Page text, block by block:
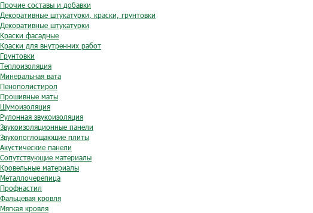
Прочие составы и добавки
Декоративные штукатурки, краски, грунтовки
Декоративные штукатурки
Краски фасадные
Краски для внутренних работ
Грунтовки
Теплоизоляция
Минеральная вата
Пенополистирол
Прошивные маты
Шумоизоляция
Рулонная звукоизоляция
Звукоизоляционные панели
Звукопоглощающие плиты
Акустические панели
Сопутствующие материалы
Кровельные материалы
Металлочерепица
Профнастил
Фальцевая кровля
Мягкая кровля